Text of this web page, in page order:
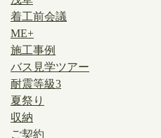
着工前会議
ME+
施工事例
バス見学ツアー
耐震等級3
夏祭り
収納
ご契約